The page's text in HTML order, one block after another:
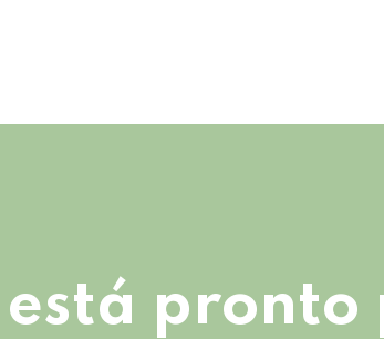
está